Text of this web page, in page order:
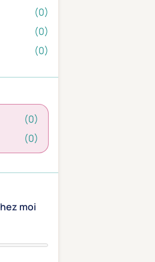
(0)
(0)
(0)
(0)
(0)
moi